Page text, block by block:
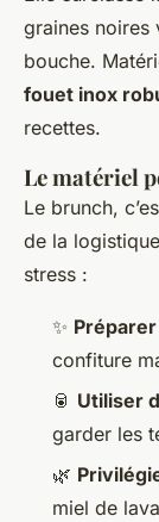
graines noires
bouche.
fouet inox
recettes.
Le matériel
Le brunch,
de la
stress :
✨ Préparer
confiture
🥫 Utiliser
garder les
🌿
miel de